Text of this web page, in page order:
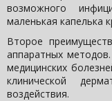
возможного
маленькая капелька
Второе
аппаратных
медицинских
клинической
воздействия.